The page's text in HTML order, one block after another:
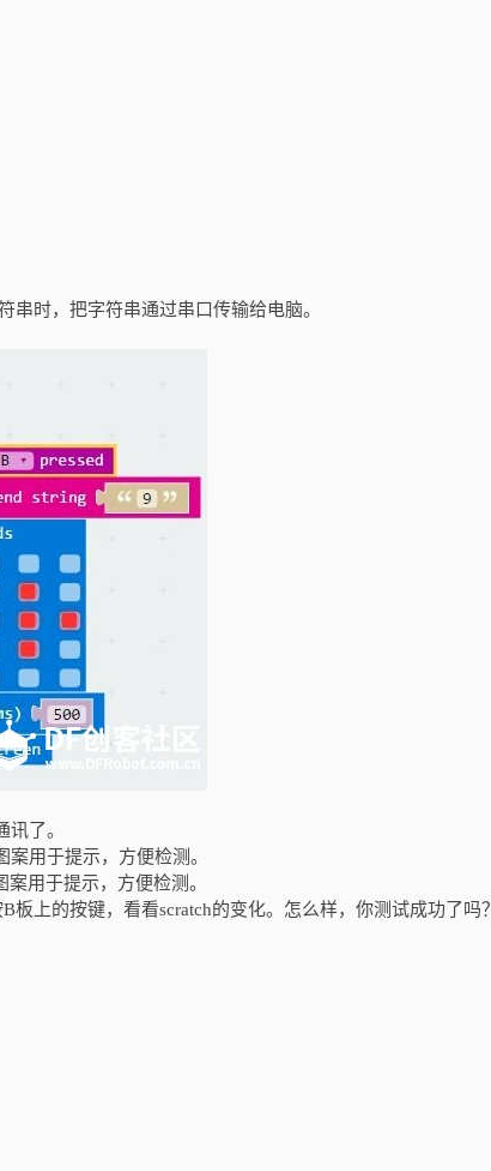
时，把字符串通过串口传输给电脑。
了。
用于提示，方便检测。
用于提示，方便检测。
上的按键，看看scratch的变化。怎么样，你测试成功了吗？